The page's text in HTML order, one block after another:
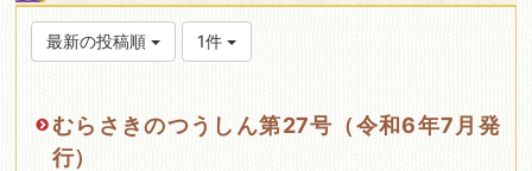
最新の投稿順 1件
むらさきのつうしん第27号（令和6年7月発
行）